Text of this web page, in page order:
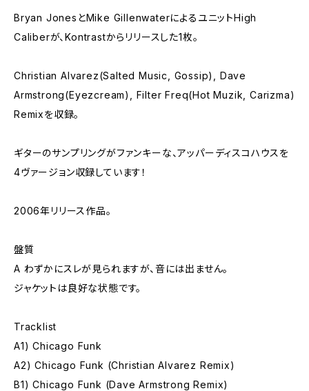
Bryan JonesとMike GillenwaterによるユニットHigh
Caliberが、Kontrastからリリースした1枚。
Christian Alvarez(Salted Music, Gossip), Dave
Armstrong(Eyezcream), Filter Freq(Hot Muzik, Carizma)
Remixを収録。
ギターのサンプリングがファンキーな、アッパーディスコハウスを
4ヴァージョン収録しています！
2006年リリース作品。
盤質
A わずかにスレが見られますが、音には出ません。
ジャケットは良好な状態です。
Tracklist
A1) Chicago Funk
A2) Chicago Funk (Christian Alvarez Remix)
B1) Chicago Funk (Dave Armstrong Remix)